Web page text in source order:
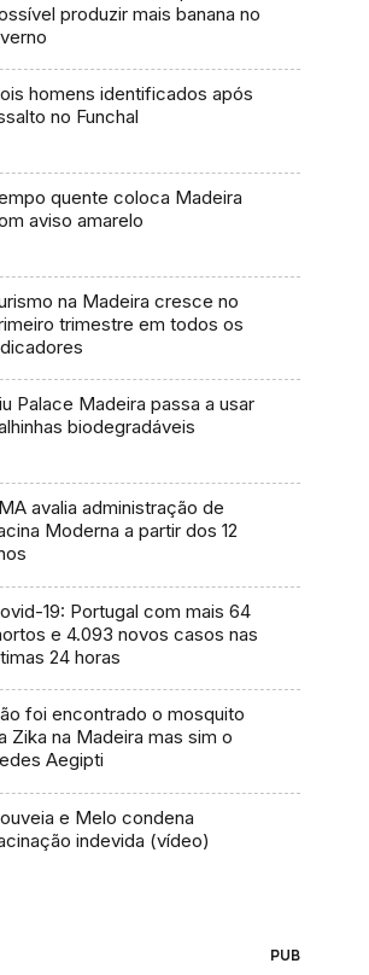
produzir mais banana no
homens identificados após
no Funchal
quente coloca Madeira
aviso amarelo
na Madeira cresce no
trimestre em todos os
Palace Madeira passa a usar
biodegradáveis
avalia administração de
Moderna a partir dos 12
19: Portugal com mais 64
e 4.093 novos casos nas
24 horas
foi encontrado o mosquito
Zika na Madeira mas sim o
Aegipti
e Melo condena
indevida (vídeo)
PUB